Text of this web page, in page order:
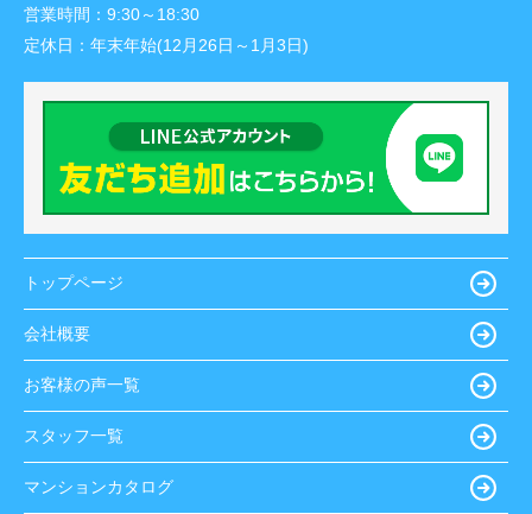
営業時間： 9:30～18:30
定休日： 年末年始(12月26日～1月3日)
トップページ
会社概要
お客様の声一覧
スタッフ一覧
マンションカタログ